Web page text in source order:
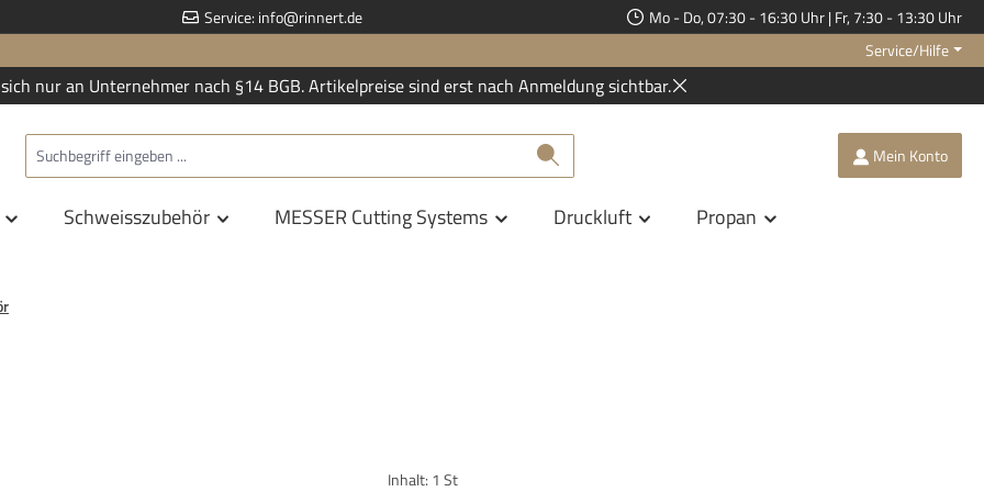
Service: info@rinnert.de
Mo - Do, 07:30 - 16:30 Uhr | Fr, 7:30 - 13:30 Uhr
Service/Hilfe
nur an Unternehmer nach §14 BGB. Artikelpreise sind erst nach Anmeldung sichtbar.
Mein Konto
Schweisszubehör MESSER Cutting Systems Druckluft
Propan
Inhalt: 1 St